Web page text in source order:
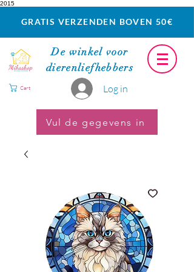
2015
GRATIS VERZENDEN BOVEN 50€
De winkel voor
dierenliefhebbers
Log in
Cart
Vul de gegevens in